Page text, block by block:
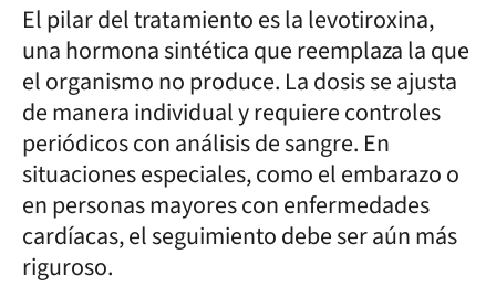
El pilar del tratamiento es la levotiroxina,
una hormona sintética que reemplaza la que
el organismo no produce. La dosis se ajusta
de manera individual y requiere controles
periódicos con análisis de sangre. En
situaciones especiales, como el embarazo o
en personas mayores con enfermedades
cardíacas, el seguimiento debe ser aún más
riguroso.